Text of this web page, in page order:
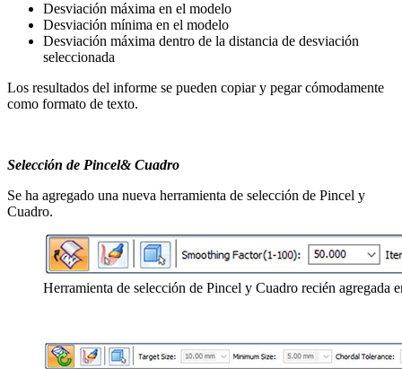
Desviación máxima en el modelo
Desviación mínima en el modelo
Desviación máxima dentro de la distancia de desviación
seleccionada
Los resultados del informe se pueden copiar y pegar cómodamente
como formato de texto.
Selección de Pincel& Cuadro
Se ha agregado una nueva herramienta de selección de Pincel y
Cuadro.
Herramienta de selección de Pincel y Cuadro recién agregada